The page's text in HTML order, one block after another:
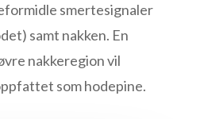
smertesignaler
samt nakken. En
nakkeregion vil
som hodepine.